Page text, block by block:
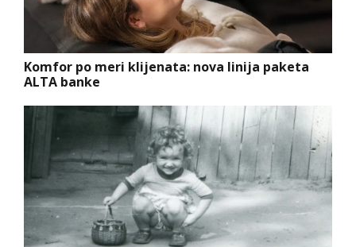
Komfor po meri klijenata: nova linija paketa
ALTA banke